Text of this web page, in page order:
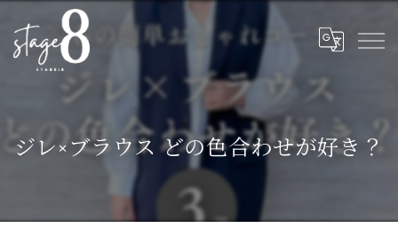
ジレ×ブラウス どの色合わせが好き？